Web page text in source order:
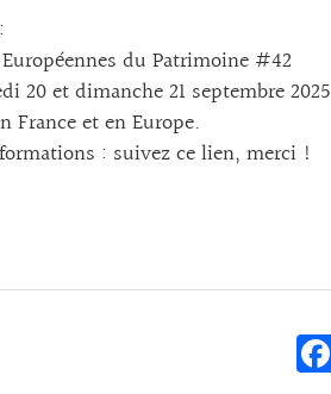
du Patrimoine #42
20 et dimanche 21 septembre 2025
France et en Europe.
: suivez ce lien, merci !